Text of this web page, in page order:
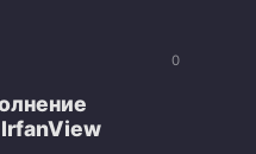
0
IrfanView